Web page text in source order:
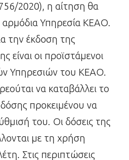
2020), η αίτηση θα
αρμόδια Υπηρεσία ΚΕΑΟ.
την έκδοση της
είναι οι προϊστάμενοι
Υπηρεσιών του ΚΕΑΟ.
να καταβάλλει το
προκειμένου να
του. Οι δόσεις της
με τη χρήση
Στις περιπτώσεις